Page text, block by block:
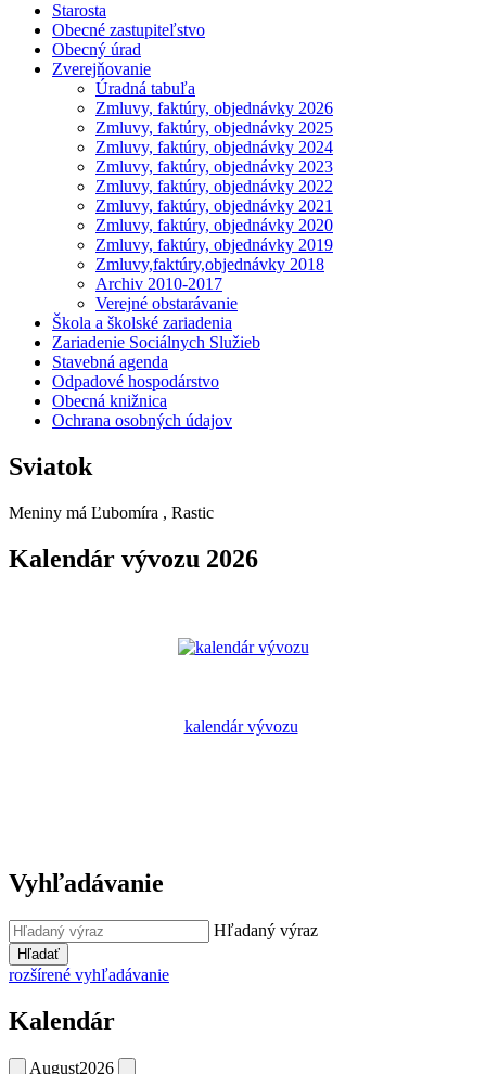
Starosta
Obecné zastupiteľstvo
Obecný úrad
Zverejňovanie
Úradná tabuľa
Zmluvy, faktúry, objednávky 2026
Zmluvy, faktúry, objednávky 2025
Zmluvy, faktúry, objednávky 2024
Zmluvy, faktúry, objednávky 2023
Zmluvy, faktúry, objednávky 2022
Zmluvy, faktúry, objednávky 2021
Zmluvy, faktúry, objednávky 2020
Zmluvy, faktúry, objednávky 2019
Zmluvy,faktúry,objednávky 2018
Archiv 2010-2017
Verejné obstarávanie
Škola a školské zariadenia
Zariadenie Sociálnych Služieb
Stavebná agenda
Odpadové hospodárstvo
Obecná knižnica
Ochrana osobných údajov
Sviatok
Meniny má Ľubomíra , Rastic
Kalendár vývozu 2026
kalendár vývozu
Vyhľadávanie
Hľadaný výraz
Hľadať
rozšírené vyhľadávanie
Kalendár
August2026